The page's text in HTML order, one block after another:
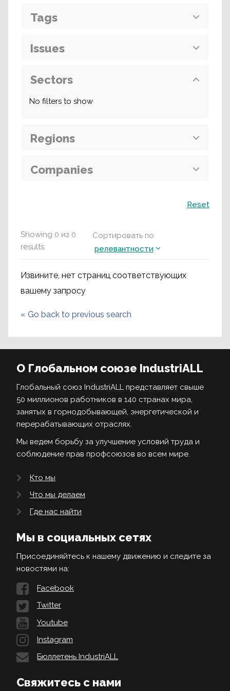
Showing 0 из 0
results
Сортировать по
релевантности
Извините, нет страниц соответствующих
вашему запросу
« Go back to previous search
Tags
Issues
Sectors
No filters to show
Regions
Companies
Reset
О Глобальном союзе IndustriALL
Глобальный союз IndustriALL представляет свыше
50 миллионов работников в 140 странах мира,
занятых в горнодобывающей, энергетической и
перерабатывающих отраслях.
Мы ведем борьбу за улучшение условий труда и
соблюдение прав профсоюзов во всем мире.
Кто мы
Что мы делаем
Где нас найти
Мы в социальных сетях
Присоединяйтесь к нашему движению и следите за
новостями на:
Facebook
Twitter
Youtube
Instagram
Бюллетень IndustriALL
Свяжитесь с нами